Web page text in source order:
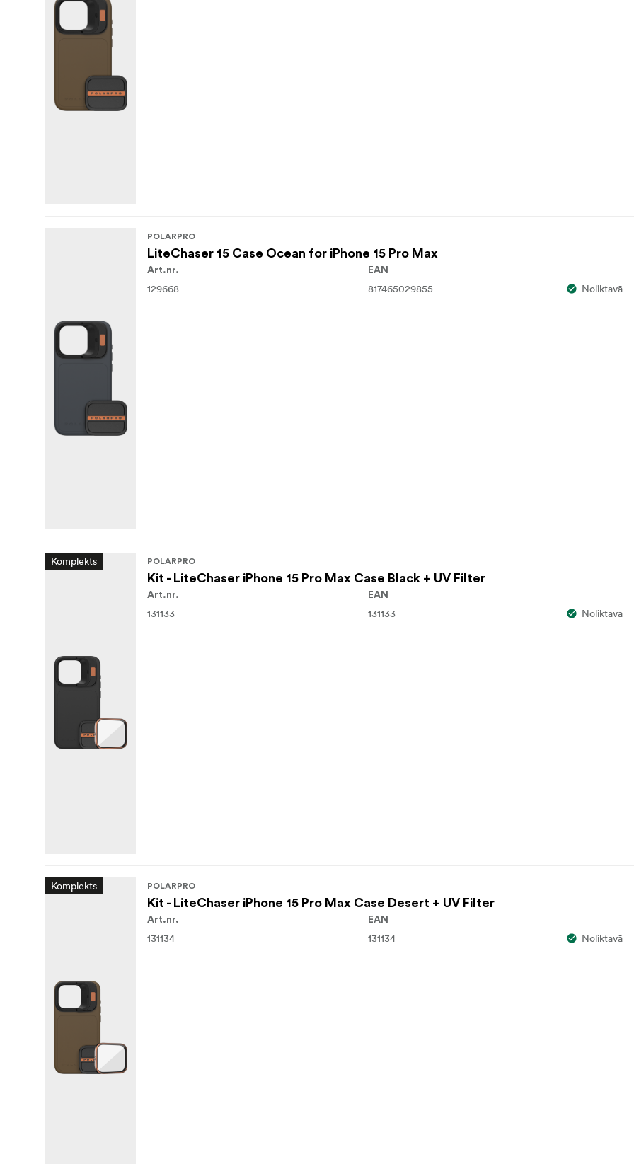
POLARPRO
LiteChaser 15 Case Ocean for iPhone 15 Pro Max
Art.nr.
129668
EAN
817465029855 Noliktavā
Komplekts POLARPRO
Kit - LiteChaser iPhone 15 Pro Max Case Black + UV Filter
Art.nr.
131133
EAN
131133 Noliktavā
Komplekts POLARPRO
Kit - LiteChaser iPhone 15 Pro Max Case Desert + UV Filter
Art.nr.
131134
EAN
131134 Noliktavā